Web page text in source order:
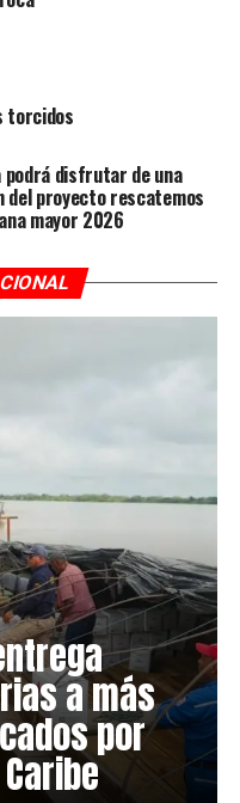
torcidos
podrá disfrutar de una
del proyecto rescatemos
mayor 2026
a más
por